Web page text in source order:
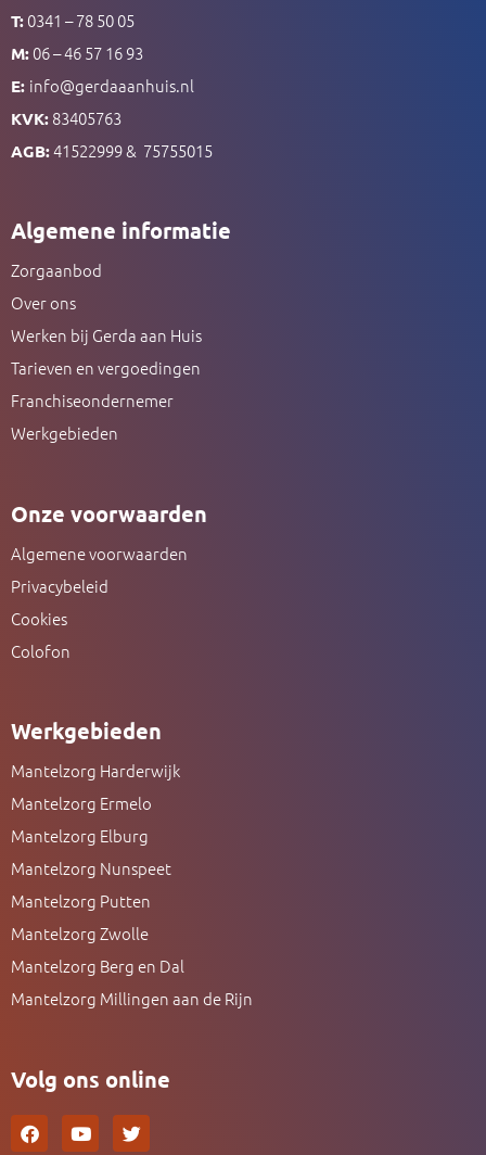
T: 0341 – 78 50 05
M: 06 – 46 57 16 93
E: info@gerdaaanhuis.nl
KVK: 83405763
AGB:41522999 & 75755015
Algemene informatie
Zorgaanbod
Over ons
Werken bij Gerda aan Huis
Tarieven en vergoedingen
Franchiseondernemer
Werkgebieden
Onze voorwaarden
Algemene voorwaarden
Privacybeleid
Cookies
Colofon
Werkgebieden
Mantelzorg Harderwijk
Mantelzorg Ermelo
Mantelzorg Elburg
Mantelzorg Nunspeet
Mantelzorg Putten
Mantelzorg Zwolle
Mantelzorg Berg en Dal
Mantelzorg Millingen aan de Rijn
Volg ons online
F
a
Y
o
T
w